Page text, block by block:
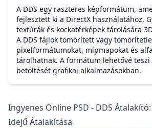
A DDS egy raszteres képformátum,
fejlesztett ki a DirectX használatához.
textúrák és kockatérképek tárolására
A DDS fájlok tömörített vagy
pixelformátumokat, mipmapokat és
tárolhatnak. A formátum lehetővé
betöltését grafikai alkalmazásokban.
Ingyenes Online PSD - DDS
Idejű Átalakítása